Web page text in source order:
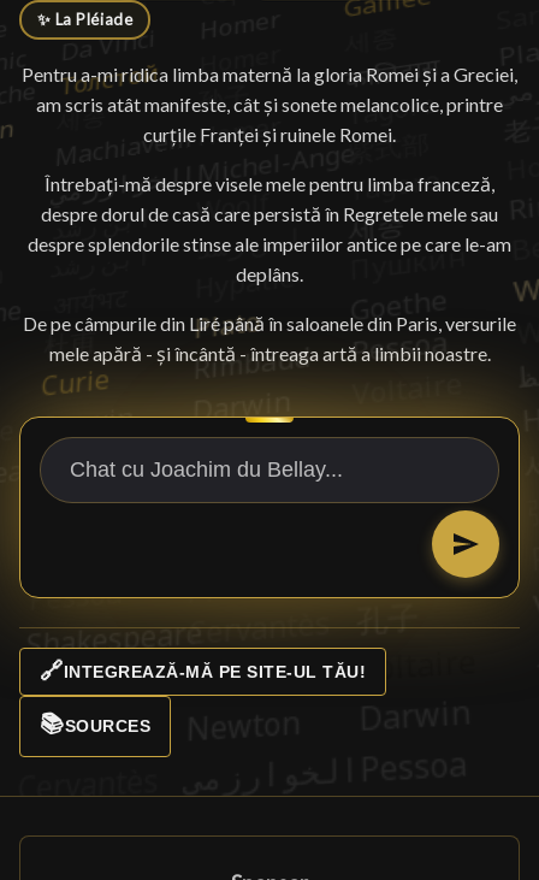
✨ La Pléiade
Pentru a-mi ridica limba maternă la gloria Romei și a Greciei,
am scris atât manifeste, cât și sonete melancolice, printre
curțile Franței și ruinele Romei.
Întrebați-mă despre visele mele pentru limba franceză,
despre dorul de casă care persistă în Regretele mele sau
despre splendorile stinse ale imperiilor antice pe care le-am
deplâns.
De pe câmpurile din Liré până în saloanele din Paris, versurile
mele apără - și încântă - întreaga artă a limbii noastre.
🔗INTEGREAZĂ-MĂ PE SITE-UL TĂU!
📚SOURCES